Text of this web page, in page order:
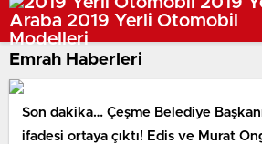
Emrah Haberleri
Son dakika… Çeşme Belediye
ifadesi ortaya çıktı! Edis ve Murat